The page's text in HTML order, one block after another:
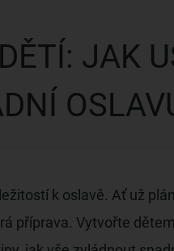
JAK
k oslavě. Ať už
příprava. Vytvořte dětem